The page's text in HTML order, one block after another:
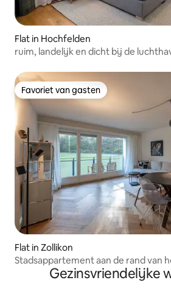
Flat in Hochfelden
ruim, landelijk en dicht bij de
Favoriet van gasten
Favoriet van gasten
Flat in Zollikon
Stadsappartement aan de rand van
Gezinsvriendelijke